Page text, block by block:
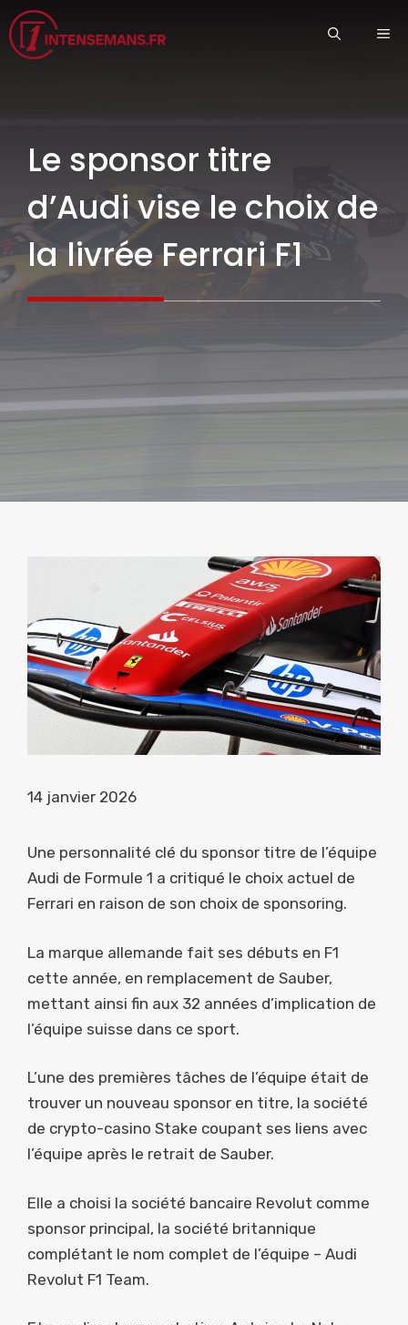
Aller
au
contenu
Le sponsor titre
d’Audi vise le choix de
la livrée Ferrari F1
14 janvier 2026
Une personnalité clé du sponsor titre de l’équipe
Audi de Formule 1 a critiqué le choix actuel de
Ferrari en raison de son choix de sponsoring.
La marque allemande fait ses débuts en F1
cette année, en remplacement de Sauber,
mettant ainsi fin aux 32 années d’implication de
l’équipe suisse dans ce sport.
L’une des premières tâches de l’équipe était de
trouver un nouveau sponsor en titre, la société
de crypto-casino Stake coupant ses liens avec
l’équipe après le retrait de Sauber.
Elle a choisi la société bancaire Revolut comme
sponsor principal, la société britannique
complétant le nom complet de l’équipe – Audi
Revolut F1 Team.